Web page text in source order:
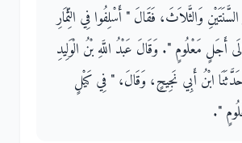
وَالثَّلاَثَ، فَقَالَ ‏"‏ أَسْلِفُوا فِي الثِّمَارِ
أَجَلٍ مَعْلُومٍ ‏"‏‏.‏ وَقَالَ عَبْدُ اللَّهِ بْنُ الْوَلِيدِ
ابْنُ أَبِي نَجِيحٍ، وَقَالَ، ‏"‏ فِي كَيْلٍ
‏"‏‏.‏